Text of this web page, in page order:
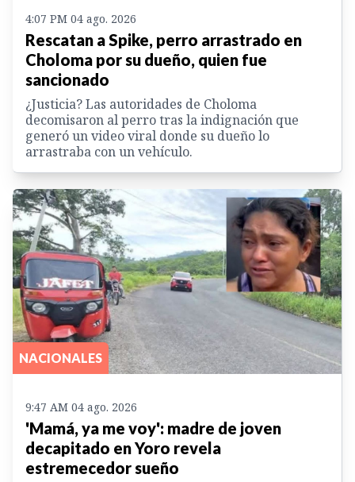
4:07 PM 04 ago. 2026
Rescatan a Spike, perro arrastrado en
Choloma por su dueño, quien fue
sancionado
¿Justicia? Las autoridades de Choloma
decomisaron al perro tras la indignación que
generó un video viral donde su dueño lo
arrastraba con un vehículo.
NACIONALES
9:47 AM 04 ago. 2026
'Mamá, ya me voy': madre de joven
decapitado en Yoro revela
estremecedor sueño